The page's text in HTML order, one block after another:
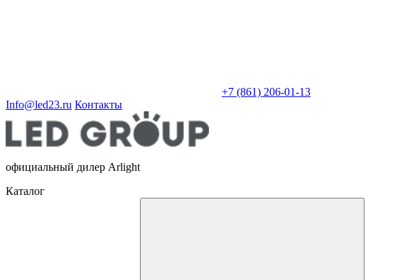
+7 (861) 206-01-13
Info@led23.ru Контакты
официальный дилер Arlight
Каталог